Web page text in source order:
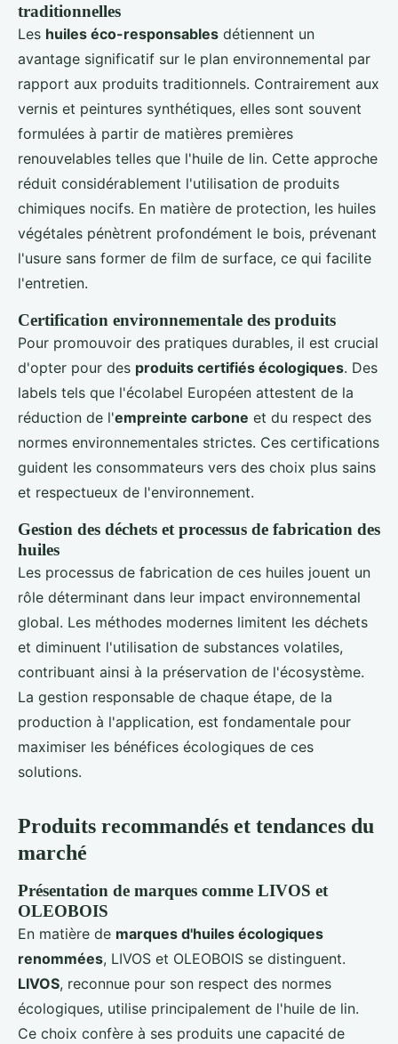
traditionnelles
Les huiles éco-responsables détiennent un
avantage significatif sur le plan environnemental par
rapport aux produits traditionnels. Contrairement aux
vernis et peintures synthétiques, elles sont souvent
formulées à partir de matières premières
renouvelables telles que l'huile de lin. Cette approche
réduit considérablement l'utilisation de produits
chimiques nocifs. En matière de protection, les huiles
végétales pénètrent profondément le bois, prévenant
l'usure sans former de film de surface, ce qui facilite
l'entretien.
Certification environnementale des produits
Pour promouvoir des pratiques durables, il est crucial
d'opter pour des produits certifiés écologiques. Des
labels tels que l'écolabel Européen attestent de la
réduction de l'empreinte carbone et du respect des
normes environnementales strictes. Ces certifications
guident les consommateurs vers des choix plus sains
et respectueux de l'environnement.
Gestion des déchets et processus de fabrication des
huiles
Les processus de fabrication de ces huiles jouent un
rôle déterminant dans leur impact environnemental
global. Les méthodes modernes limitent les déchets
et diminuent l'utilisation de substances volatiles,
contribuant ainsi à la préservation de l'écosystème.
La gestion responsable de chaque étape, de la
production à l'application, est fondamentale pour
maximiser les bénéfices écologiques de ces
solutions.
Produits recommandés et tendances du
marché
Présentation de marques comme LIVOS et
OLEOBOIS
En matière de marques d'huiles écologiques
renommées, LIVOS et OLEOBOIS se distinguent.
LIVOS, reconnue pour son respect des normes
écologiques, utilise principalement de l'huile de lin.
Ce choix confère à ses produits une capacité de